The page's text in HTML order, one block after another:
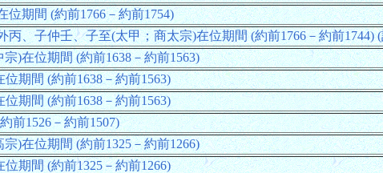
期間 (約前1766－約前1754)
、子仲壬、子至(太甲；商太宗)在位期間 (約前1766－約前1744)
)在位期間 (約前1638－約前1563)
期間 (約前1638－約前1563)
期間 (約前1638－約前1563)
前1526－約前1507)
)在位期間 (約前1325－約前1266)
期間 (約前1325－約前1266)